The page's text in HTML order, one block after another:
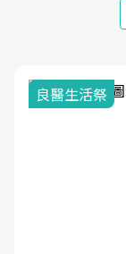
良醫生活祭